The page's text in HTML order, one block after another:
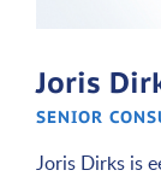
Joris
SENIOR
Joris Dirks is